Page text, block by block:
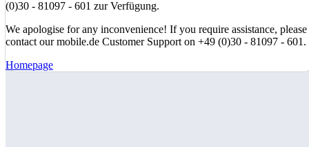
(0)30 - 81097 - 601 zur Verfügung.
We apologise for any inconvenience! If you require assistance, please
contact our mobile.de Customer Support on +49 (0)30 - 81097 - 601.
Homepage